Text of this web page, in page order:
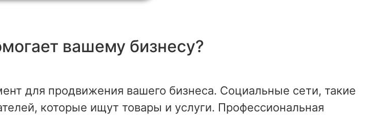
вашему бизнесу?
для продвижения вашего бизнеса. Социальные сети, такие
которые ищут товары и услуги. Профессиональная